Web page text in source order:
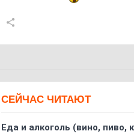
СЕЙЧАС ЧИТАЮТ
Еда и алкоголь (вино,